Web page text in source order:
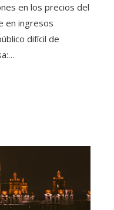
en los precios del
en ingresos
difícil de